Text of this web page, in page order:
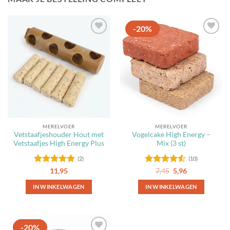
aan
favorieten
MERELVOER
Vetstaafjeshouder Hout met
Vetstaafjes High Energy Plus
Gewaardeerd
5uit 5
(2)
11,95
IN WINKELWAGEN
-20%
Toevoegen
aan
favorieten
MERELVOER
Vogelcake High Energy –
Mix (3 st)
Gewaardeerd
4.5uit 5
(10)
7,45 Oorspronkelijke
prijs
was:
7,45.
5,96Huidige
is:
5,96.
IN WINKELWAGEN
-20%